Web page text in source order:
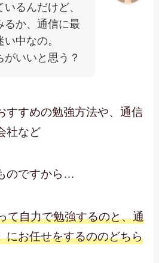
るんだけど、
るか、通信に最
中なの。
がいいと思う？
すすめの勉強方法や、通信
社など
のですから…
て自力で勉強するのと、通
にお任せをするののどちら